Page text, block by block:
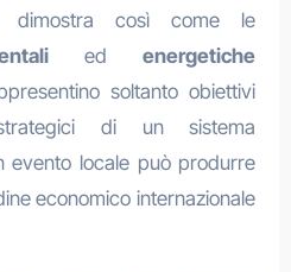
così come le
edenergetiche
soltanto obiettivi
di un sistema
evento locale può produrre
economico internazionale